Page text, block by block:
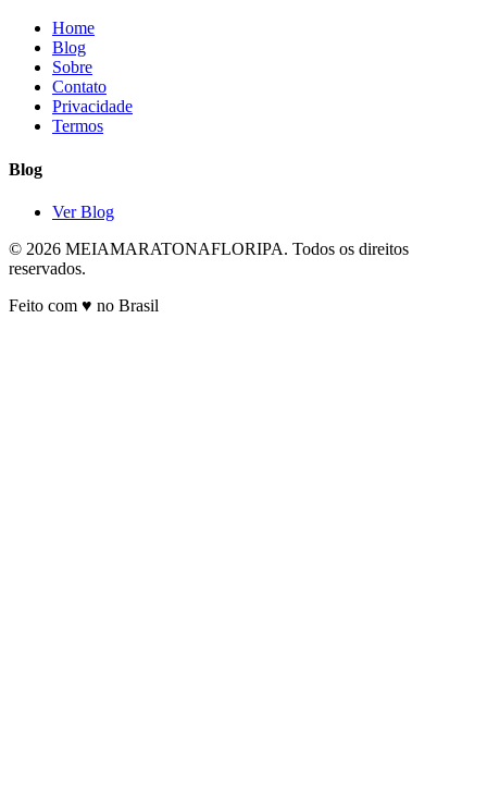
Home
Blog
Sobre
Contato
Privacidade
Termos
Blog
Ver Blog
© 2026 MEIAMARATONAFLORIPA. Todos os direitos
reservados.
Feito com ♥ no Brasil